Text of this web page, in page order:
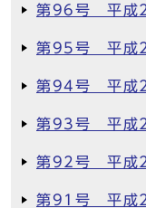
第96号 平成
第95号 平成
第94号 平成
第93号 平成
第92号 平成
第91号 平成